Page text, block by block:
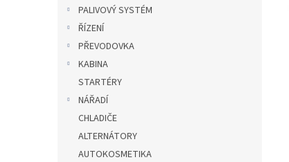
PALIVOVÝ SYSTÉM
ŘÍZENÍ
PŘEVODOVKA
KABINA
STARTÉRY
NÁŘADÍ
CHLADIČE
ALTERNÁTORY
AUTOKOSMETIKA